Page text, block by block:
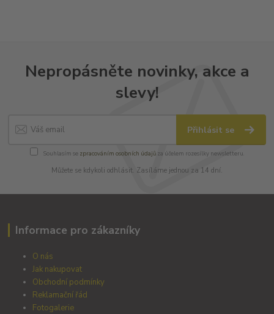
Nepropásněte novinky, akce a
slevy!
Přihlásit se
Souhlasím se zpracováním osobních údajůza účelem rozesílky newsletteru.
Můžete se kdykoli odhlásit. Zasíláme jednou za 14 dní.
Informace pro zákazníky
O nás
Jak nakupovat
Obchodní podmínky
Reklamační řád
Fotogalerie